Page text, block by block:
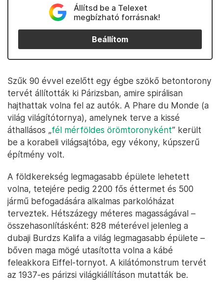
Állítsd be a Telexet
megbízható forrásnak!
Beállítom
Szűk 90 évvel ezelőtt egy égbe szökő betontorony
tervét állították ki Párizsban, amire spirálisan
hajthattak volna fel az autók. A Phare du Monde (a
világ világítótornya), amelynek terve a kissé
áthallásos „fél mérföldes örömtoronyként” került
be a korabeli világsajtóba, egy vékony, kúpszerű
építmény volt.
A földkerekség legmagasabb épülete lehetett
volna, tetejére pedig 2200 fős éttermet és 500
jármű befogadására alkalmas parkolóházat
terveztek. Hétszázegy méteres magasságával –
összehasonlításként: 828 méterével jelenleg a
dubaji Burdzs Kalifa a világ legmagasabb épülete –
bőven maga mögé utasította volna a kábé
feleakkora Eiffel-tornyot. A kilátómonstrum tervét
az 1937-es párizsi világkiállításon mutatták be.